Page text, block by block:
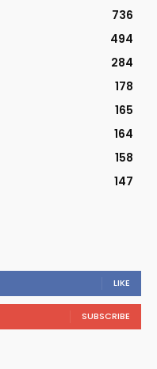
736
494
284
178
165
164
158
147
LIKE
SUBSCRIBE